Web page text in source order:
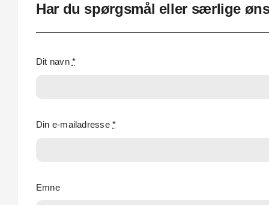
Har du spørgsmål eller særlige
Dit navn *
Din e-mailadresse*
Emne